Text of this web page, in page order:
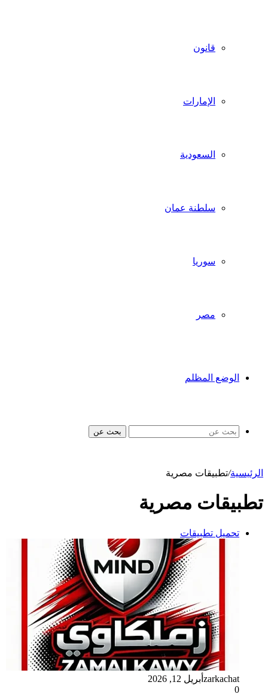
قانون
الإمارات
السعودية
سلطنة عمان
سوريا
مصر
الوضع المظلم
بحث عن
الرئيسية/تطبيقات مصرية
تطبيقات مصرية
تحميل تطبيقات
zarkachat أبريل 12, 2026
0